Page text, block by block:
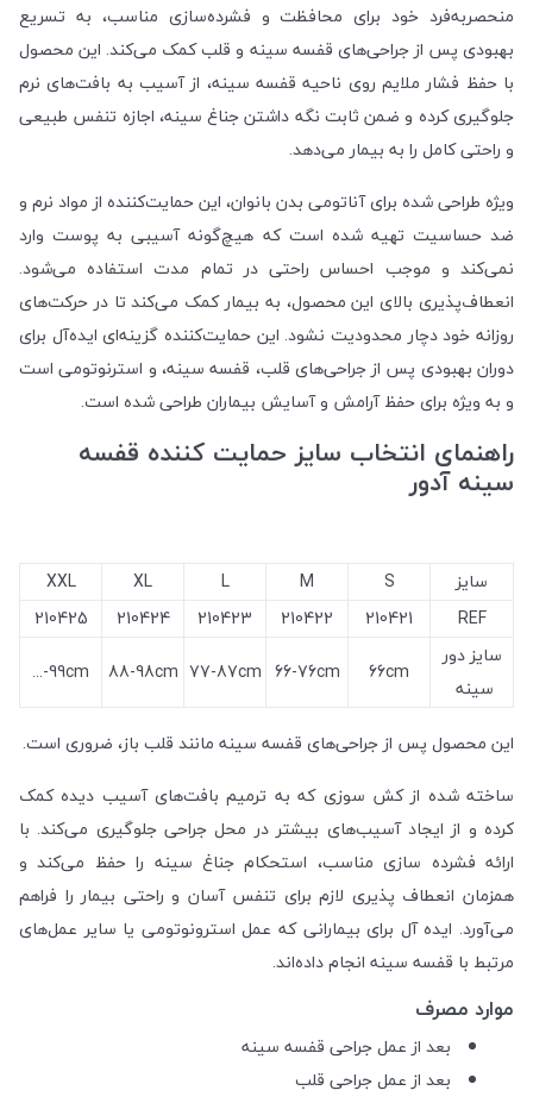
منحصر‌به‌فرد خود برای محافظت و فشرده‌سازی مناسب، به تسریع
بهبودی پس از جراحی‌های قفسه سینه و قلب کمک می‌کند. این محصول
با حفظ فشار ملایم روی ناحیه قفسه سینه، از آسیب به بافت‌های نرم
جلوگیری کرده و ضمن ثابت نگه داشتن جناغ سینه، اجازه تنفس طبیعی
و راحتی کامل را به بیمار می‌دهد.
ویژه طراحی شده برای آناتومی بدن بانوان، این حمایت‌کننده از مواد نرم و
ضد حساسیت تهیه شده است که هیچ‌گونه آسیبی به پوست وارد
نمی‌کند و موجب احساس راحتی در تمام مدت استفاده می‌شود.
انعطاف‌پذیری بالای این محصول، به بیمار کمک می‌کند تا در حرکت‌های
روزانه خود دچار محدودیت نشود. این حمایت‌کننده گزینه‌ای ایده‌آل برای
دوران بهبودی پس از جراحی‌های قلب، قفسه سینه، و استرنوتومی است
و به ویژه برای حفظ آرامش و آسایش بیماران طراحی شده است.
راهنمای انتخاب سایز حمایت کننده قفسه
سینه آدور
سایز S
M
L
XL
XXL
REF
210421
210422
210423
210424
210425
سایز دور
سینه
66cm
66-76cm
77-87cm
88-98cm
99cm-...
این محصول پس از جراحی‌های قفسه سینه مانند قلب باز، ضروری است.
ساخته شده از کش سوزی که به ترمیم بافت‌های آسیب دیده کمک
کرده و از ایجاد آسیب‌های بیشتر در محل جراحی جلوگیری می‌کند. با
ارائه فشرده سازی مناسب، استحکام جناغ سینه را حفظ می‌کند و
همزمان انعطاف پذیری لازم برای تنفس آسان و راحتی بیمار را فراهم
می‌آورد. ایده آل برای بیمارانی که عمل استرونوتومی یا سایر عمل‌های
مرتبط با قفسه سینه انجام داده‌اند.
موارد مصرف
بعد از عمل جراحی قفسه سینه
بعد از عمل جراحی قلب